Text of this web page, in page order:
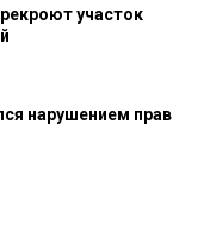
участок
нарушением прав